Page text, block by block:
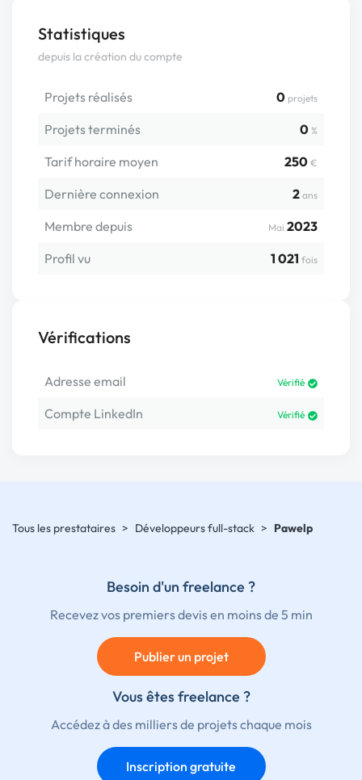
Statistiques
depuis la création du compte
Projets réalisés 0 projets
Projets terminés 0 %
Tarif horaire moyen 250 €
Dernière connexion 2 ans
Membre depuis Mai 2023
Profil vu
1 021 fois
Vérifications
Adresse email Vérifié
Compte LinkedIn Vérifié
Tous les prestataires > Développeurs full-stack > Pawelp
Besoin d'un freelance ?
Recevez vos premiers devis en moins de 5 min
Publier un projet
Vous êtes freelance ?
Accédez à des milliers de projets chaque mois
Inscription gratuite